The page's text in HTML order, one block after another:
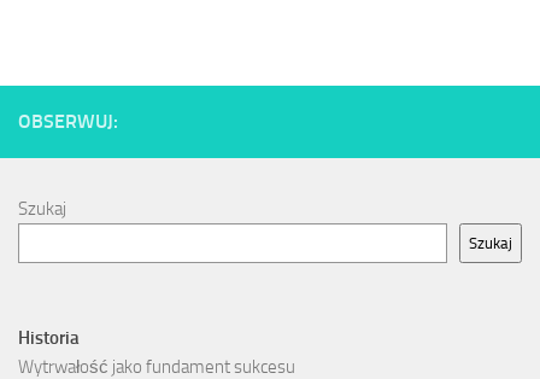
OBSERWUJ:
Szukaj
Szukaj
Historia
Wytrwałość jako fundament sukcesu